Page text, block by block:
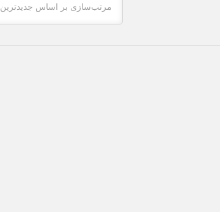
مرتب‌سازی بر اساس جدیدترین